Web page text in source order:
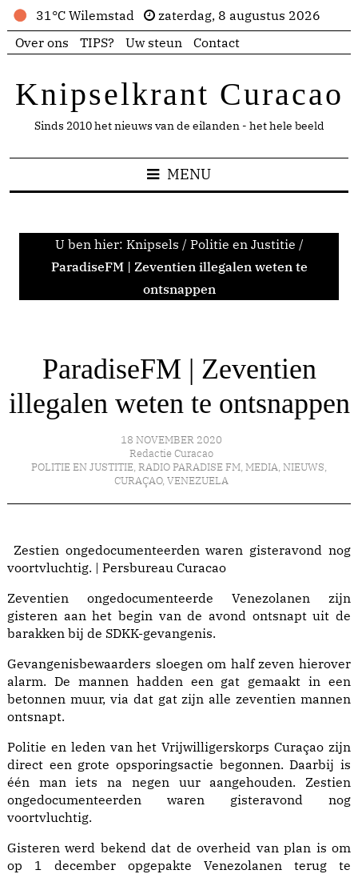
31°C Wilemstad
zaterdag, 8 augustus 2026
Over ons
TIPS? Uw steun Contact
Knipselkrant Curacao
Sinds 2010 het nieuws van de eilanden - het hele beeld
MENU
U ben hier: Knipsels / Politie en Justitie /
ParadiseFM | Zeventien illegalen weten te
ontsnappen
ParadiseFM | Zeventien
illegalen weten te ontsnappen
18 NOVEMBER 2020
Redactie Curacao
POLITIE EN JUSTITIE, RADIO PARADISE FM, MEDIA, NIEUWS,
CURAÇAO, VENEZUELA
Zestien ongedocumenteerden waren gisteravond nog
voortvluchtig. | Persbureau Curacao
Zeventien ongedocumenteerde Venezolanen zijn
gisteren aan het begin van de avond ontsnapt uit de
barakken bij de SDKK-gevangenis.
Gevangenisbewaarders sloegen om half zeven hierover
alarm. De mannen hadden een gat gemaakt in een
betonnen muur, via dat gat zijn alle zeventien mannen
ontsnapt.
Politie en leden van het Vrijwilligerskorps Curaçao zijn
direct een grote opsporingsactie begonnen. Daarbij is
één man iets na negen uur aangehouden. Zestien
ongedocumenteerden waren gisteravond nog
voortvluchtig.
Gisteren werd bekend dat de overheid van plan is om
op 1 december opgepakte Venezolanen terug te